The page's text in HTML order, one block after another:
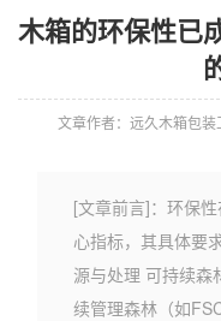
木箱的环保性已
文章作者：远久木箱包
[文章前言]：环保
心指标，其具体要
源与处理 可持续森
续管理森林（如